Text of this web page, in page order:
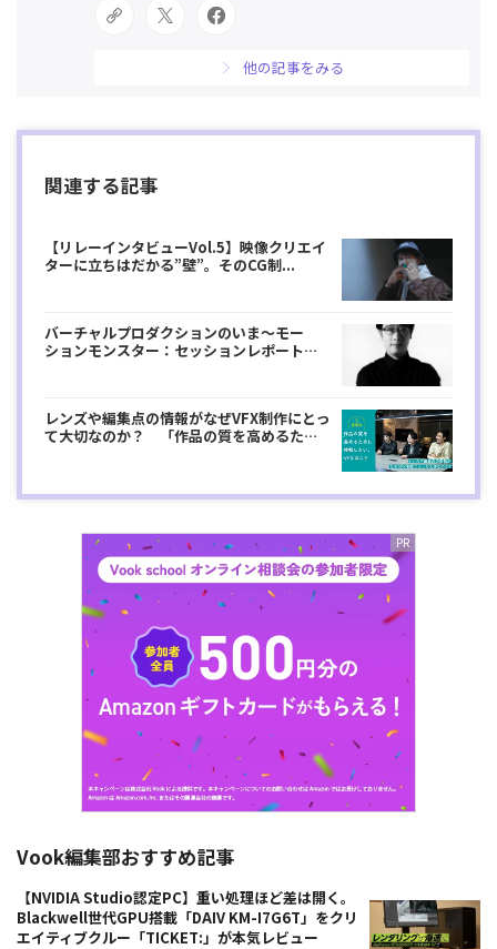
他の記事をみる
関連する記事
【リレーインタビューVol.5】映像クリエイ
ターに立ちはだかる”壁”。そのCG制...
バーチャルプロダクションのいま～モー
ションモンスター：セッションレポート～ |
レンズや編集点の情報がなぜVFX制作にとっ
て大切なのか？ 「作品の質を高めるた
Vook編集部おすすめ記事
【NVIDIA Studio認定PC】重い処理ほど差は開く。
Blackwell世代GPU搭載「DAIV KM-I7G6T」をクリ
エイティブクルー「TICKET:」が本気レビュー